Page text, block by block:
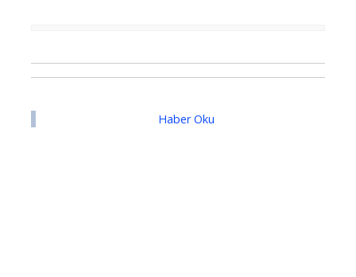
Haber Oku